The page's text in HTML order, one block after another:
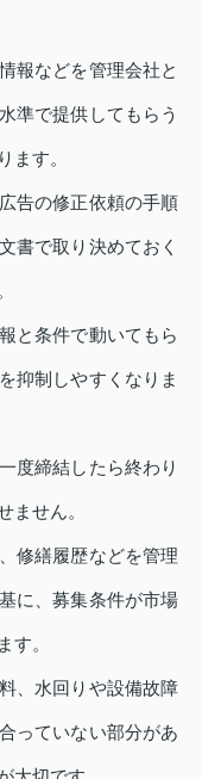
報などを管理会社と
準で提供してもらう
ます。
告の修正依頼の手順
書で取り決めておく
と条件で動いてもら
抑制しやすくなりま
度締結したら終わり
ません。
修繕履歴などを管理
に、募集条件が市場
す。
、水回りや設備故障
っていない部分があ